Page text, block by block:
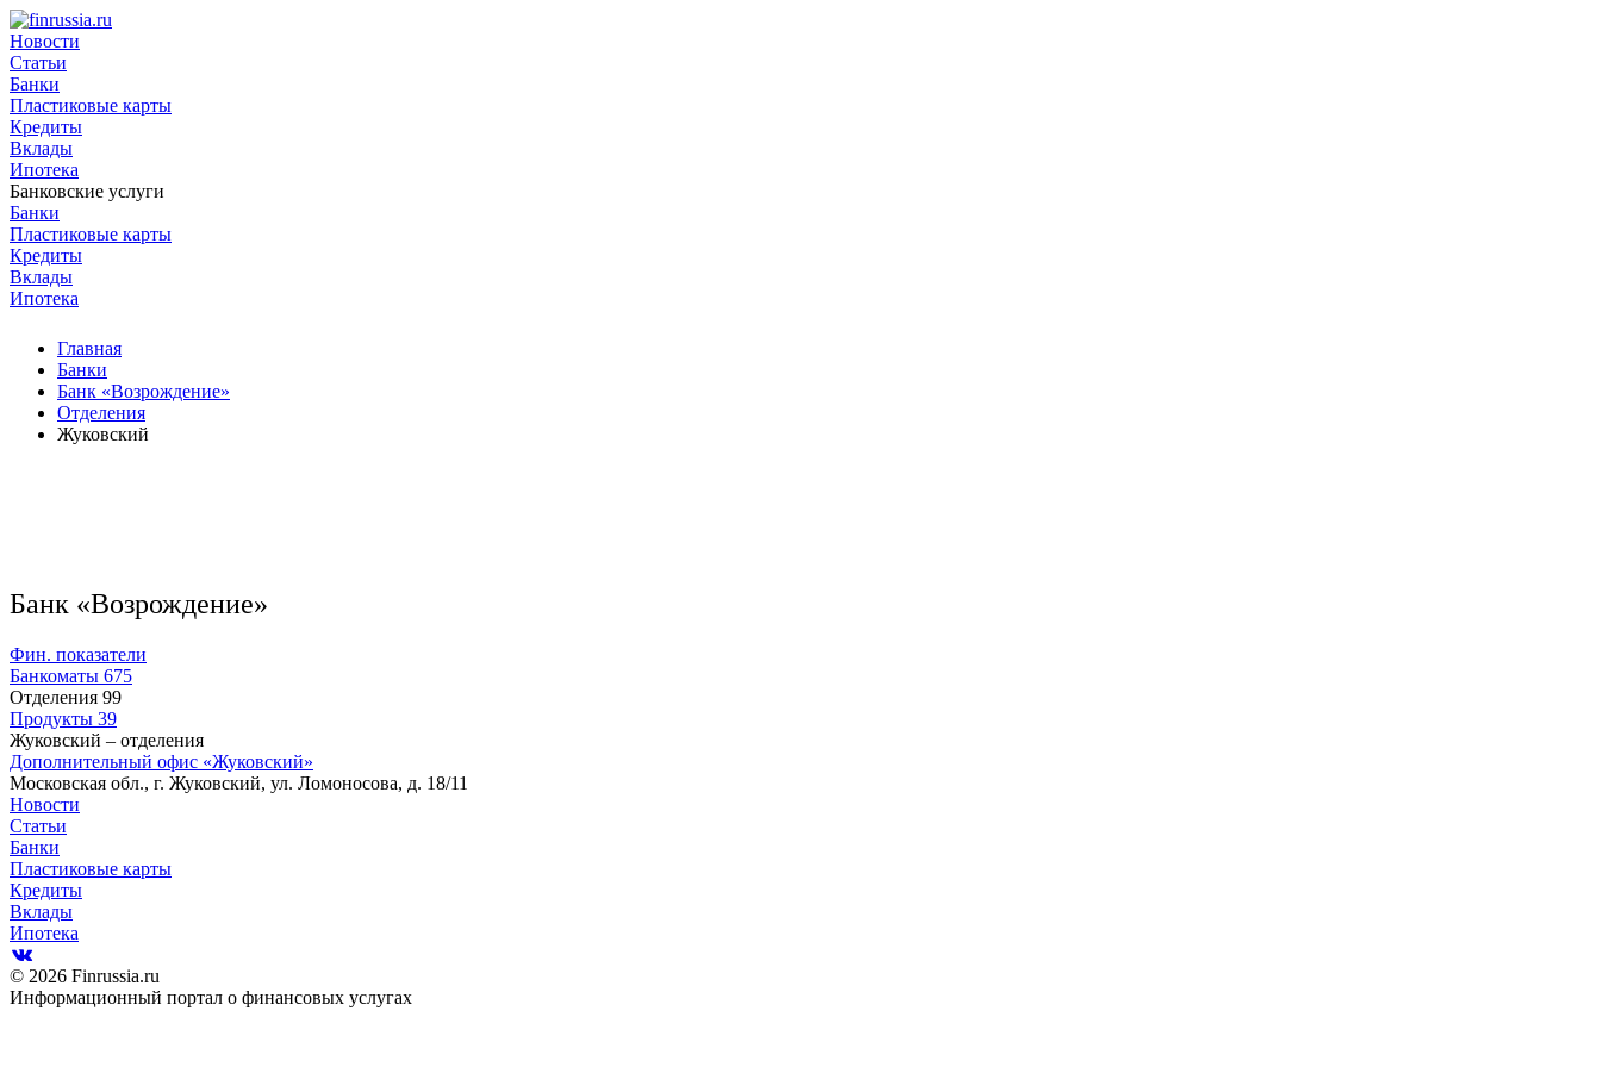
Новости
Статьи
Банки
Пластиковые карты
Кредиты
Вклады
Ипотека
Банковские услуги
Банки
Пластиковые карты
Кредиты
Вклады
Ипотека
Главная
Банки
Банк «Возрождение»
Отделения
Жуковский
Банк «Возрождение»
Фин. показатели
Банкоматы 675
Отделения 99
Продукты 39
Жуковский – отделения
Дополнительный офис «Жуковский»
Московская обл., г. Жуковский, ул. Ломоносова, д. 18/11
Новости
Статьи
Банки
Пластиковые карты
Кредиты
Вклады
Ипотека
© 2026 Finrussia.ru
Информационный портал о финансовых услугах